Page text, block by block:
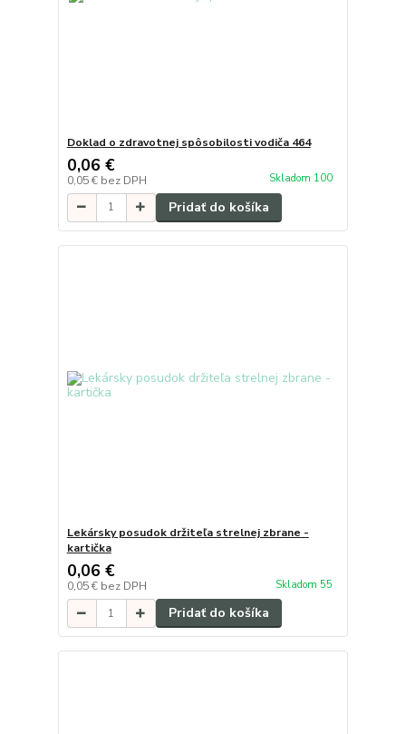
Doklad o zdravotnej spôsobilosti vodiča 464
0,06 €
0,05 € bez DPH Skladom 100
Pridať do košíka
Lekársky posudok držiteľa strelnej zbrane -
kartička
0,06 €
0,05 € bez DPH Skladom 55
Pridať do košíka